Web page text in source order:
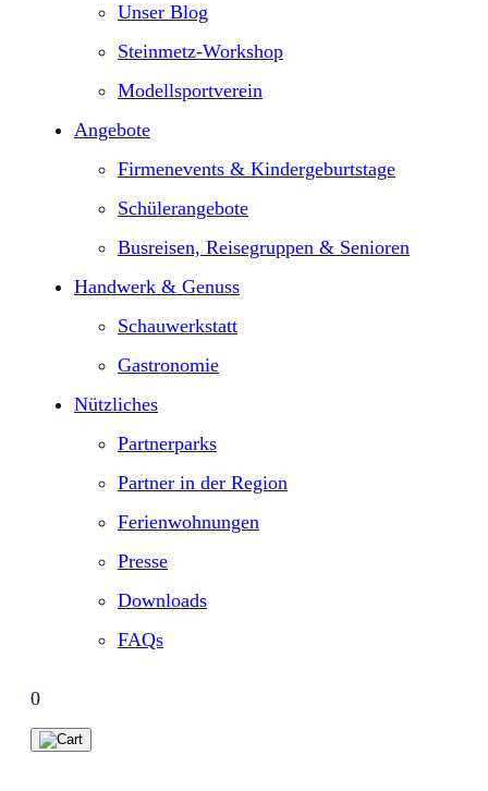
Unser Blog
Steinmetz-Workshop
Modellsportverein
Angebote
Firmenevents & Kindergeburtstage​
Schülerangebote
Busreisen, Reisegruppen & Senioren
Handwerk & Genuss
Schauwerkstatt
Gastronomie
Nützliches
Partnerparks
Partner in der Region
Ferienwohnungen
Presse
Downloads
FAQs
0